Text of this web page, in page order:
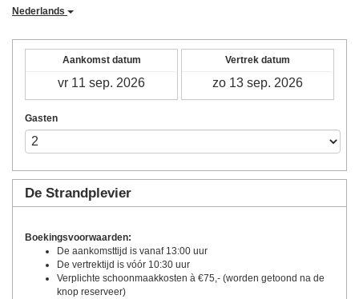
Nederlands
Aankomst datum Vertrek datum
Gasten
De Strandplevier
Boekingsvoorwaarden:
De aankomsttijd is vanaf 13:00 uur
De vertrektijd is vóór 10:30 uur
Verplichte schoonmaakkosten à €75,- (worden getoond na de
knop reserveer)